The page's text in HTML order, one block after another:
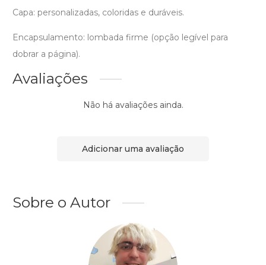
Capa: personalizadas, coloridas e duráveis.
Encapsulamento: lombada firme (opção legível para
dobrar a página).
Avaliações
Não há avaliações ainda.
Adicionar uma avaliação
Sobre o Autor